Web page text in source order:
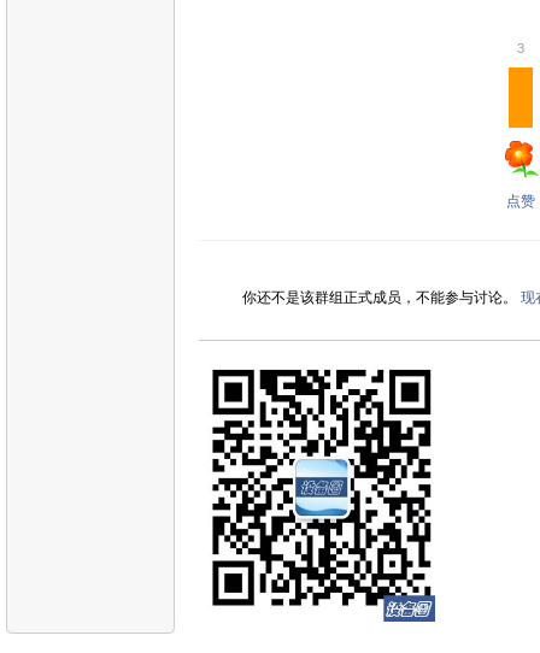
3
点赞
你还不是该群组正式成员，不能参与讨论。 现